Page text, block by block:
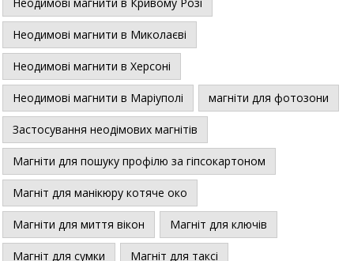
Неодимові магнити в Миколаєві
Неодимові магнити в Херсоні
Неодимові магнити в Маріуполі магніти для фотозони
Застосування неодімових магнітів
Магніти для пошуку профілю за гіпсокартоном
Магніт для манікюру котяче око
Магніти для миття вікон Магніт для ключів
Магніт для сумки Магніт для таксі